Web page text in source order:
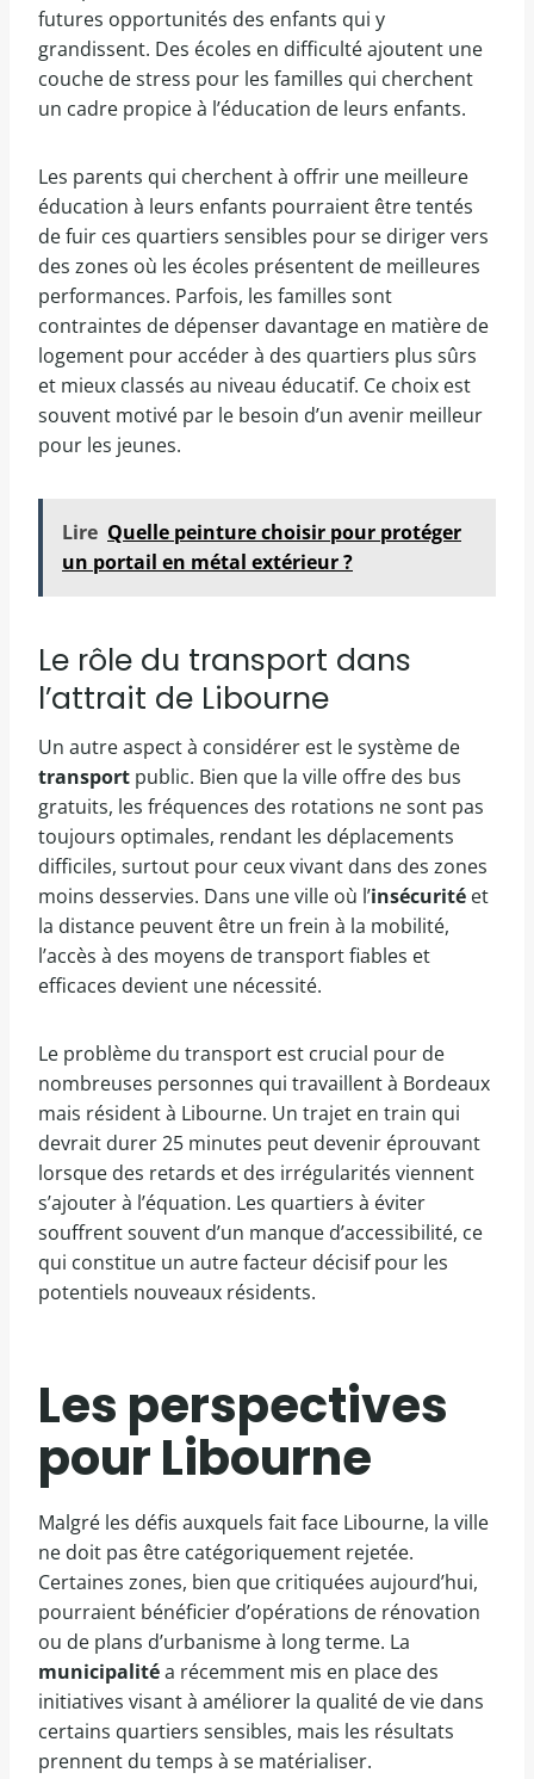
futures opportunités des enfants qui y
grandissent. Des écoles en difficulté ajoutent une
couche de stress pour les familles qui cherchent
un cadre propice à l’éducation de leurs enfants.
Les parents qui cherchent à offrir une meilleure
éducation à leurs enfants pourraient être tentés
de fuir ces quartiers sensibles pour se diriger vers
des zones où les écoles présentent de meilleures
performances. Parfois, les familles sont
contraintes de dépenser davantage en matière de
logement pour accéder à des quartiers plus sûrs
et mieux classés au niveau éducatif. Ce choix est
souvent motivé par le besoin d’un avenir meilleur
pour les jeunes.
Lire Quelle peinture choisir pour protéger
un portail en métal extérieur ?
Le rôle du transport dans
l’attrait de Libourne
Un autre aspect à considérer est le système de
transport public. Bien que la ville offre des bus
gratuits, les fréquences des rotations ne sont pas
toujours optimales, rendant les déplacements
difficiles, surtout pour ceux vivant dans des zones
moins desservies. Dans une ville où l’insécurité et
la distance peuvent être un frein à la mobilité,
l’accès à des moyens de transport fiables et
efficaces devient une nécessité.
Le problème du transport est crucial pour de
nombreuses personnes qui travaillent à Bordeaux
mais résident à Libourne. Un trajet en train qui
devrait durer 25 minutes peut devenir éprouvant
lorsque des retards et des irrégularités viennent
s’ajouter à l’équation. Les quartiers à éviter
souffrent souvent d’un manque d’accessibilité, ce
qui constitue un autre facteur décisif pour les
potentiels nouveaux résidents.
Les perspectives
pour Libourne
Malgré les défis auxquels fait face Libourne, la ville
ne doit pas être catégoriquement rejetée.
Certaines zones, bien que critiquées aujourd’hui,
pourraient bénéficier d’opérations de rénovation
ou de plans d’urbanisme à long terme. La
municipalitéa récemment mis en place des
initiatives visant à améliorer la qualité de vie dans
certains quartiers sensibles, mais les résultats
prennent du temps à se matérialiser.